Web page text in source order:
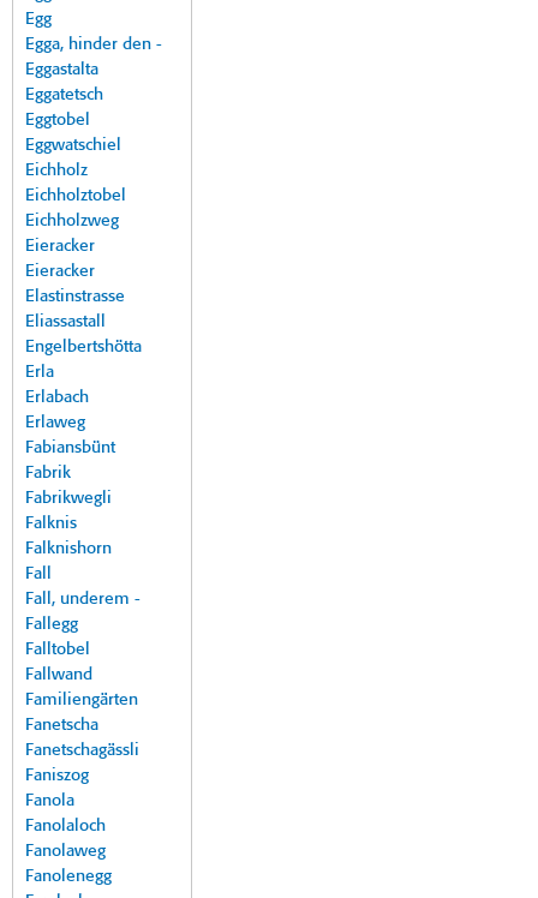
Egg
Egga, hinder den -
Eggastalta
Eggatetsch
Eggtobel
Eggwatschiel
Eichholz
Eichholztobel
Eichholzweg
Eieracker
Eieracker
Elastinstrasse
Eliassastall
Engelbertshötta
Erla
Erlabach
Erlaweg
Fabiansbünt
Fabrik
Fabrikwegli
Falknis
Falknishorn
Fall
Fall, underem -
Fallegg
Falltobel
Fallwand
Familiengärten
Fanetscha
Fanetschagässli
Faniszog
Fanola
Fanolaloch
Fanolaweg
Fanolenegg